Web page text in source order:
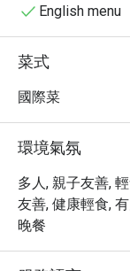
English menu
菜式
國際菜
環境氣氛
多人, 親子友善,
友善, 健康輕食,
晚餐